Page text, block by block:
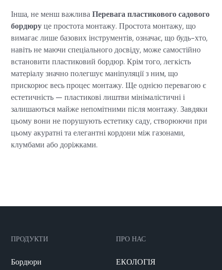
Інша, не менш важливаПеревага пластикового садового
бордюруце простота монтажу. Простота монтажу, що
вимагає лише базових інструментів, означає, що будь-хто,
навіть не маючи спеціального досвіду, може самостійно
встановити пластиковий бордюр. Крім того, легкість
матеріалу значно полегшує маніпуляції з ним, що
прискорює весь процес монтажу. Ще однією перевагою є
естетичність — пластикові лиштви мінімалістичні і
залишаються майже непомітними після монтажу. Завдяки
цьому вони не порушують естетику саду, створюючи при
цьому акуратні та елегантні кордони між газонами,
клумбами або доріжками.
ПРОДУКТИ
Бордюри
ПРО НАС
ЕКОЛОГІЯ